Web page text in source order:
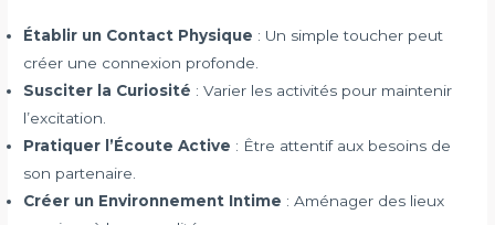
Établir un Contact Physique : Un simple toucher peut
créer une connexion profonde.
Susciter la Curiosité : Varier les activités pour maintenir
l’excitation.
Pratiquer l’Écoute Active : Être attentif aux besoins de
son partenaire.
Créer un Environnement Intime : Aménager des lieux